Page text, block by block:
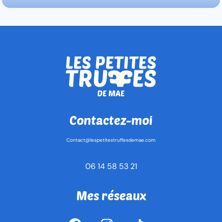
Contactez-moi
Contact@lespetitestruffesdemae.com
06 14 58 53 21
Mes réseaux